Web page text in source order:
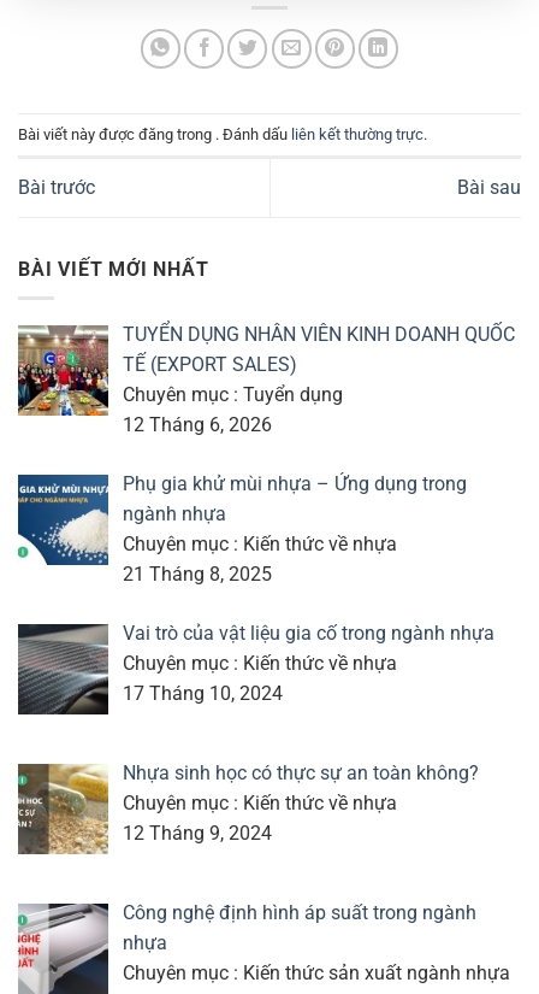
Bài viết này được đăng trong . Đánh dấu liên kết thường trực.
Bài trước Bài sau
BÀI VIẾT MỚI NHẤT
TUYỂN DỤNG NHÂN VIÊN KINH DOANH QUỐC
TẾ (EXPORT SALES)
Chuyên mục : Tuyển dụng
12 Tháng 6, 2026
Phụ gia khử mùi nhựa – Ứng dụng trong
ngành nhựa
Chuyên mục : Kiến thức về nhựa
21 Tháng 8, 2025
Vai trò của vật liệu gia cố trong ngành nhựa
Chuyên mục : Kiến thức về nhựa
17 Tháng 10, 2024
Nhựa sinh học có thực sự an toàn không?
Chuyên mục : Kiến thức về nhựa
12 Tháng 9, 2024
Công nghệ định hình áp suất trong ngành
nhựa
Chuyên mục : Kiến thức sản xuất ngành nhựa